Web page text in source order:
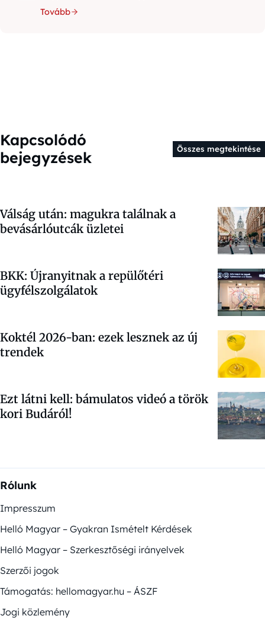
Tovább
Kapcsolódó
bejegyzések
Összes megtekintése
Válság után: magukra találnak a
bevásárlóutcák üzletei
BKK: Újranyitnak a repülőtéri
ügyfélszolgálatok
Koktél 2026-ban: ezek lesznek az új
trendek
Ezt látni kell: bámulatos videó a török
kori Budáról!
Rólunk
Impresszum
Helló Magyar – Gyakran Ismételt Kérdések
Helló Magyar – Szerkesztőségi irányelvek
Szerzői jogok
Támogatás: hellomagyar.hu – ÁSZF
Jogi közlemény